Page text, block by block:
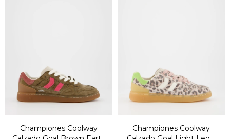
Championes Coolway
Championes Coolway